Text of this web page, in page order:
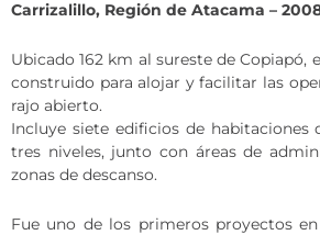
Carrizalillo, Región de Atacama –
Ubicado 162 km al sureste de Copiapó,
construido para alojar y facilitar las
rajo abierto.
Incluye siete edificios de habitaciones
tres niveles, junto con áreas de
zonas de descanso.
Fue uno de los primeros proyectos